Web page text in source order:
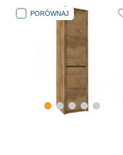
PORÓWNAJ